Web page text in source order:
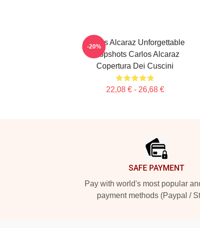
Carlos Alcaraz Unforgettable
Dropshots Carlos Alcaraz
Copertura Dei Cuscini
22,08 € - 26,68 €
-20%
SAFE PAYMENT
Pay with world's most popular
payment methods (Paypal /